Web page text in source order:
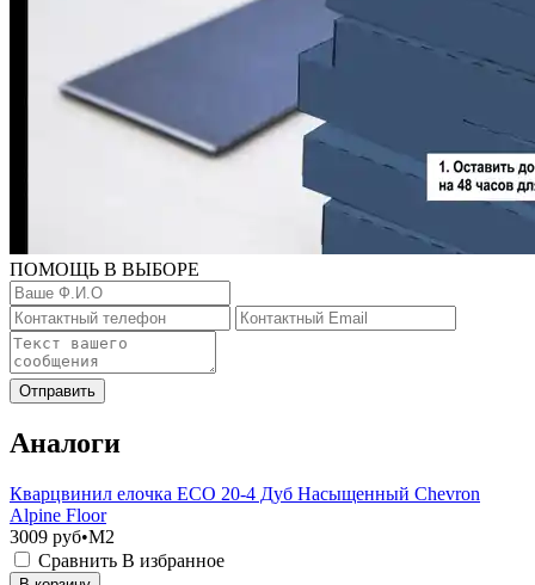
ПОМОЩЬ В ВЫБОРЕ
Отправить
Аналоги
Кварцвинил елочка ECO 20-4 Дуб Насыщенный Chevron
Alpine Floor
3009 руб•M2
Сравнить В избранное